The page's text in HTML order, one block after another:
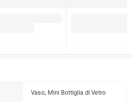
Vaso, Mini Bottiglia di Vetro